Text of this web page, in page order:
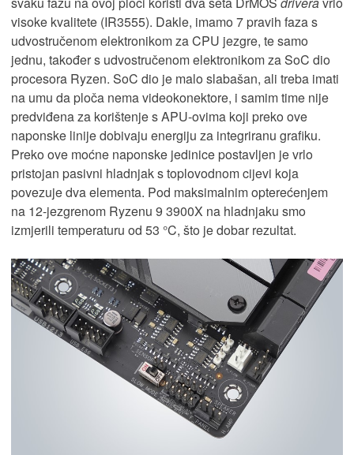
visoke kvalitete (IR3555). Dakle, imamo 7 pravih faza s
udvostručenom elektronikom za CPU jezgre, te samo
jednu, također s udvostručenom elektronikom za SoC dio
procesora Ryzen. SoC dio je malo slabašan, ali treba imati
na umu da ploča nema videokonektore, i samim time nije
predviđena za korištenje s APU-ovima koji preko ove
naponske linije dobivaju energiju za integriranu grafiku.
Preko ove moćne naponske jedinice postavljen je vrlo
pristojan pasivni hladnjak s toplovodnom cijevi koja
povezuje dva elementa. Pod maksimalnim opterećenjem
na 12-jezgrenom Ryzenu 9 3900X na hladnjaku smo
izmjerili temperaturu od 53 °C, što je dobar rezultat.